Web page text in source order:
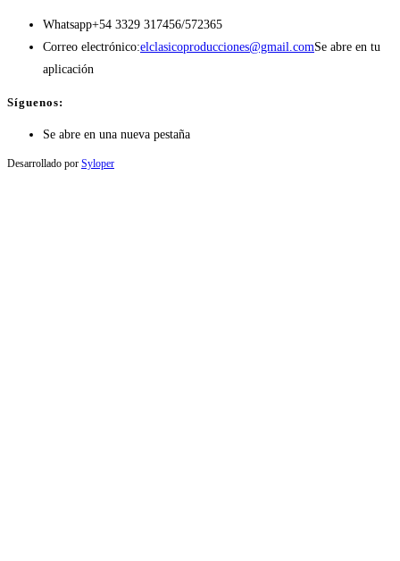
Whatsapp+54 3329 317456/572365
Correo electrónico:elclasicoproducciones@gmail.comSe abre en tu
aplicación
Síguenos:
Se abre en una nueva pestaña
Desarrollado por Syloper